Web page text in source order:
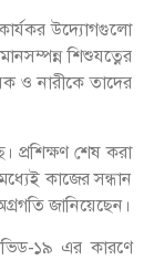
উদ্যোগগুলো
শিশুযত্নের
ও নারীকে তাদের
প্রশিক্ষণ শেষ করা
কাজের সন্ধান
জানিয়েছেন।
১৯ এর কারণে